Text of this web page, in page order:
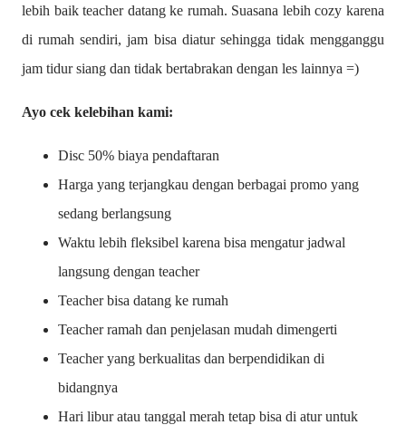
lebih baik teacher datang ke rumah. Suasana lebih cozy karena
di rumah sendiri, jam bisa diatur sehingga tidak mengganggu
jam tidur siang dan tidak bertabrakan dengan les lainnya =)
Ayo cek kelebihan kami:
Disc 50% biaya pendaftaran
Harga yang terjangkau dengan berbagai promo yang
sedang berlangsung
Waktu lebih fleksibel karena bisa mengatur jadwal
langsung dengan teacher
Teacher bisa datang ke rumah
Teacher ramah dan penjelasan mudah dimengerti
Teacher yang berkualitas dan berpendidikan di
bidangnya
Hari libur atau tanggal merah tetap bisa di atur untuk